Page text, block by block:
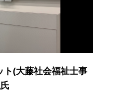
(大藤社会福祉士事